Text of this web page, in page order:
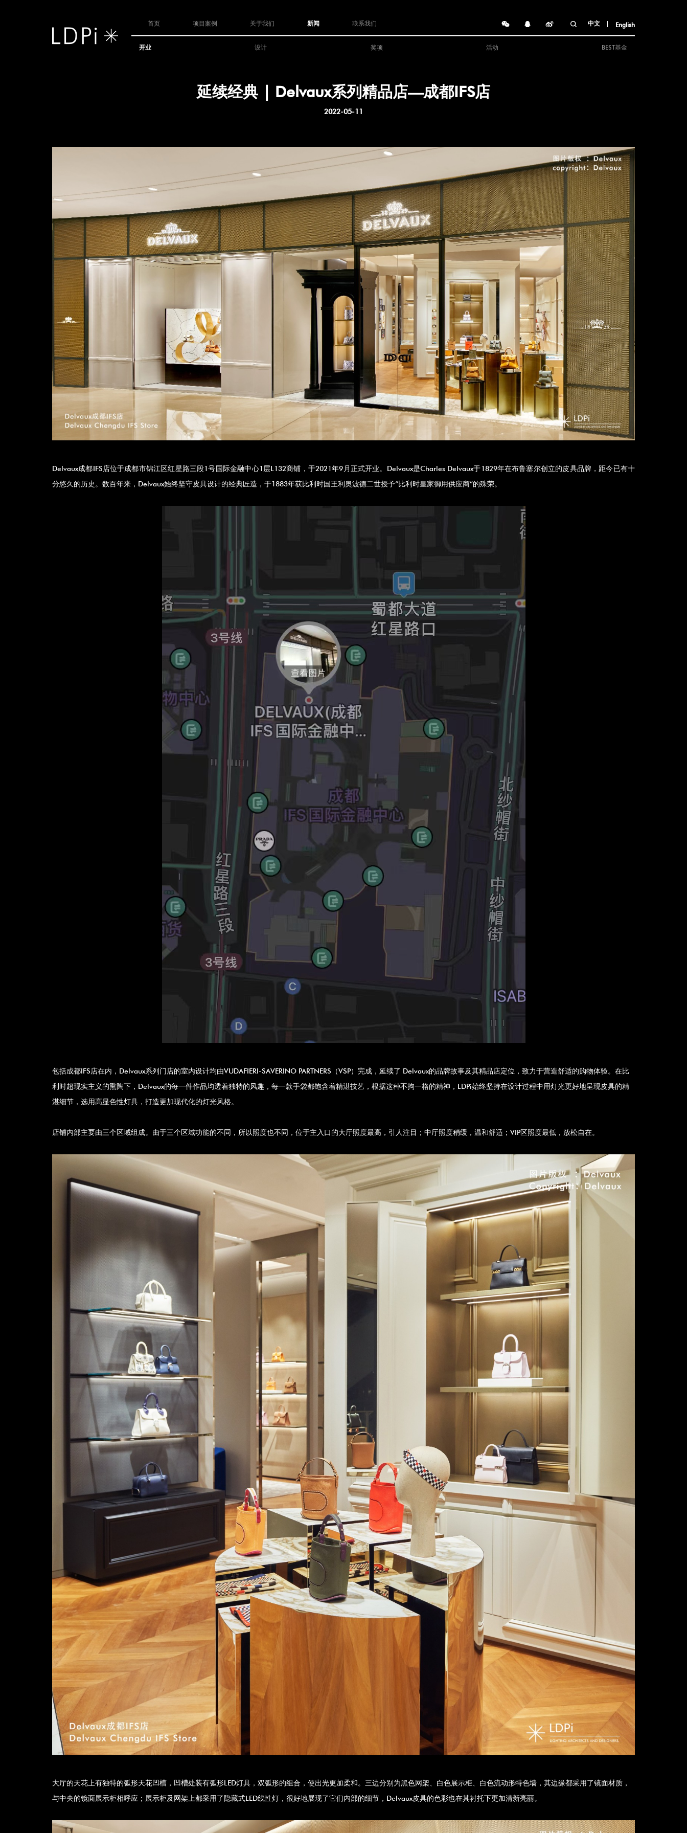
首页 项目案例 关于我们 新闻
开业 设计 奖项 活动 BEST基金
联系我们 中文 English
延续经典 | Delvaux系列精品店—成都IFS店
2022-05-11
Delvaux成都IFS店位于成都市锦江区红星路三段1号国际金融中心1层L132商铺，于2021年9月正式开业。Delvaux是Charles Delvaux于1829年在布鲁塞尔创立的皮具品牌，距今已有十
分悠久的历史。数百年来，Delvaux始终坚守皮具设计的经典匠造，于1883年获比利时国王利奥波德二世授予“比利时皇家御用供应商”的殊荣。
包括成都IFS店在内，Delvaux系列门店的室内设计均由VUDAFIERI-SAVERINO PARTNERS（VSP）完成，延续了 Delvaux的品牌故事及其精品店定位，致力于营造舒适的购物体验。在比
利时超现实主义的熏陶下，Delvaux的每一件作品均透着独特的风趣，每一款手袋都饱含着精湛技艺，根据这种不拘一格的精神，LDPi始终坚持在设计过程中用灯光更好地呈现皮具的精
湛细节，选用高显色性灯具，打造更加现代化的灯光风格。
店铺内部主要由三个区域组成。由于三个区域功能的不同，所以照度也不同，位于主入口的大厅照度最高，引人注目；中厅照度稍缓，温和舒适；VIP区照度最低，放松自在。
大厅的天花上有独特的弧形天花凹槽，凹槽处装有弧形LED灯具，双弧形的组合，使出光更加柔和。三边分别为黑色网架、白色展示柜、白色流动形特色墙，其边缘都采用了镜面材质，
与中央的镜面展示柜相呼应；展示柜及网架上都采用了隐藏式LED线性灯，很好地展现了它们内部的细节，Delvaux皮具的色彩也在其衬托下更加清新亮丽。